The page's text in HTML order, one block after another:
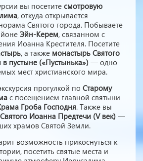
вы посетите смотровую
, откуда открывается
Святого города. Побываете
Эйн-Керем, связанном с
Иоанна Крестителя. Посетите
, а также монастырь Святого
пустыне («Пустынька») — одно
мест христианского мира.
прогулкой по Старому
с посещением главной святыни
Гроба Господня. Также вы
Иоанна Предтечи (V век) —
храмов Святой Земли.
возможность прикоснуться к
посетить святые места и